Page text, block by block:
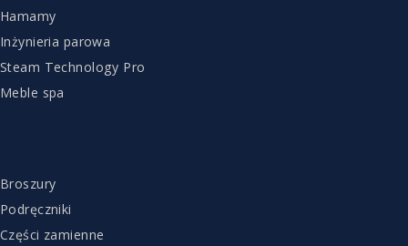
Hamamy
Inżynieria parowa
Steam Technology Pro
Meble spa
Broszury
Podręczniki
Części zamienne